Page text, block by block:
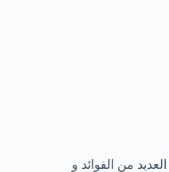
من الفوائد و